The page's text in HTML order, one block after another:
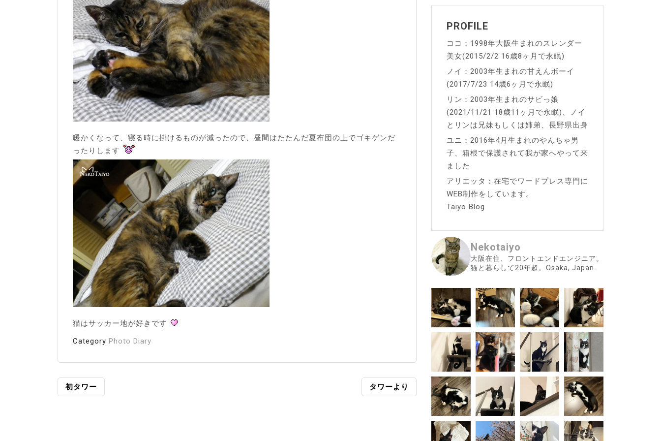
暖かくなって、寝る時に掛けるものが減ったので、昼間はたたんだ夏布団の上でゴキゲンだ
ったりします
猫はサッカー地が好きです
Category Photo Diary
投
初タワー タワーより
PROFILE
ココ：1998年大阪生まれのスレンダー
美女(2015/2/2 16歳8ヶ月で永眠)
ノイ：2003年生まれの甘えんボーイ
(2017/7/23 14歳6ヶ月で永眠)
リン：2003年生まれのサビっ娘
(2021/11/21 18歳11ヶ月で永眠)、ノイ
とリンは兄妹もしくは姉弟、長野県出身
ユニ：2016年4月生まれのやんちゃ男
子、箱根で保護されて我が家へやって来
ました
アリエッタ：在宅でワードプレス専門に
WEB制作をしています。
Taiyo Blog
Nekotaiyo
大阪在住、フロントエンドエンジニア。
猫と暮らして20年超。Osaka, Japan.